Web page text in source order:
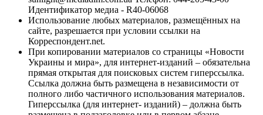
Идентификатор медиа - R40-06068
Использование любых материалов, размещённых на
сайте, разрешается при условии ссылки на
Корреспондент.net.
При копировании материалов со страницы «Новости
Украины и мира», для интернет-изданий – обязательна
прямая открытая для поисковых систем гиперссылка.
Ссылка должна быть размещена в независимости от
полного либо частичного использования материалов.
Гиперссылка (для интернет- изданий) – должна быть